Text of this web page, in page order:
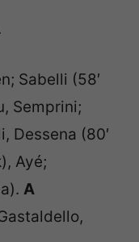
Sabelli (58′
Semprini;
Dessena (80′
Ayé;
A